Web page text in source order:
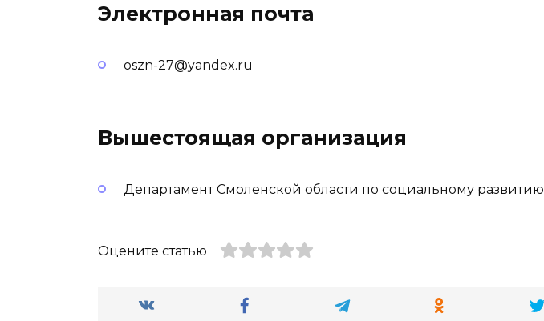
Электронная почта
oszn-27@yandex.ru
Вышестоящая организация
Департамент Смоленской области по социальному развитию
Оцените статью